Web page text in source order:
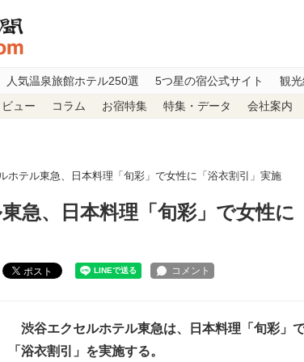
人気温泉旅館ホテル250選 5つ星の宿公式サイト 観
ュー コラム お宿特集 特集・データ 会社案内
ホテル東急、日本料理「旬彩」で女性に「浴衣割引」実施
急、日本料理「旬彩」で女性に
ポスト
渋谷エクセルホテル東急は、日本料理「旬彩」
「浴衣割引」を実施する。